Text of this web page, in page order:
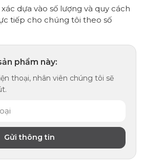
dựa vào số lượng và quy cách
tiếp cho chúng tôi theo số
phẩm này:
thoại, nhân viên chúng tôi sẽ